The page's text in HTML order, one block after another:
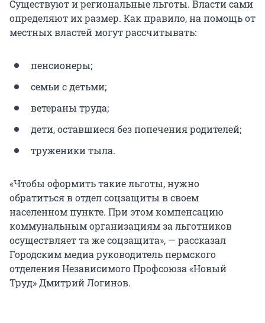
Существуют и региональные льготы. Власти сами
определяют их размер. Как правило, на помощь от
местных властей могут рассчитывать:
пенсионеры;
семьи с детьми;
ветераны труда;
дети, оставшиеся без попечения родителей;
труженики тыла.
«Чтобы оформить такие льготы, нужно
обратиться в отдел соцзащиты в своем
населенном пункте. При этом компенсацию
коммунальным организациям за льготников
осуществляет та же соцзащита», — рассказал
Городским медиа руководитель пермского
отделения Независимого Профсоюза «Новый
Труд» Дмитрий Логинов.